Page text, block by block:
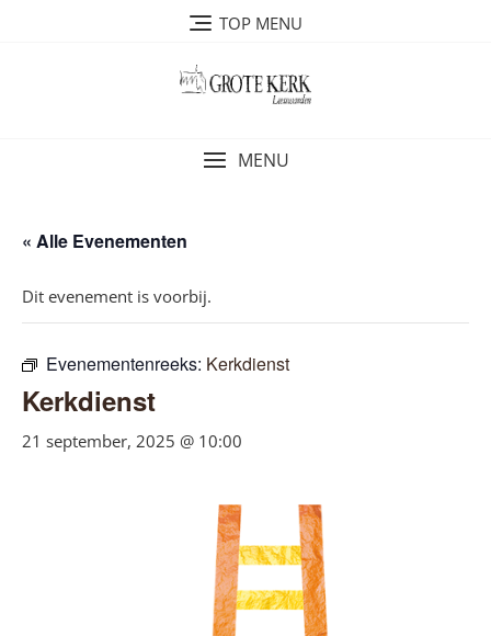
TOP MENU
MENU
« Alle Evenementen
Dit evenement is voorbij.
Evenementenreeks: Kerkdienst
Kerkdienst
21 september, 2025 @ 10:00